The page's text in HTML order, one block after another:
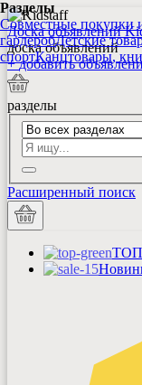
Разделы
Совместные покупки
гардеробДетские
спортКанцтовары,
Доска объявлений
доска объявлений
+добавить
разделы
Расширенный поиск
ТОП